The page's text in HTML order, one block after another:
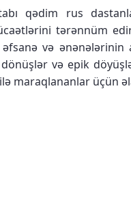
qədim rus
tərənnüm
və
dönüşlər və epik
maraqlananlar üçün